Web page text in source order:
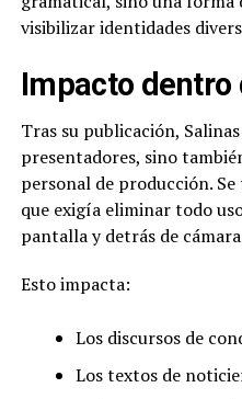
visibilizar identidades
Impacto dentro
Tras su publicación,
presentadores, sino
personal de producción.
que exigía eliminar todo
pantalla y detrás de
Esto impacta:
Los discursos de
Los textos de